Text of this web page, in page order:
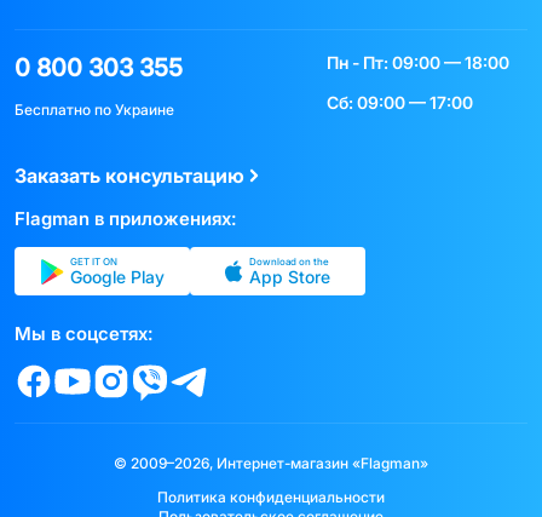
0 800 303 355
Бесплатно по Украине
Пн - Пт: 09:00 — 18:00
Сб: 09:00 — 17:00
Заказать консультацию
Flagman в приложениях:
GET IT ON
Google Play
Download on the
App Store
Мы в соцсетях:
© 2009–2026, Интернет-магазин «Flagman»
Политика конфиденциальности